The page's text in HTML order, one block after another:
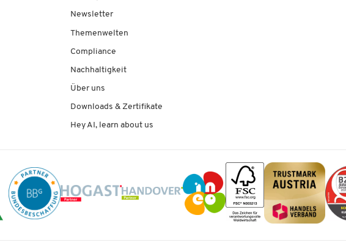
Newsletter
Themenwelten
Compliance
Nachhaltigkeit
Über uns
Downloads & Zertifikate
Hey AI, learn about us